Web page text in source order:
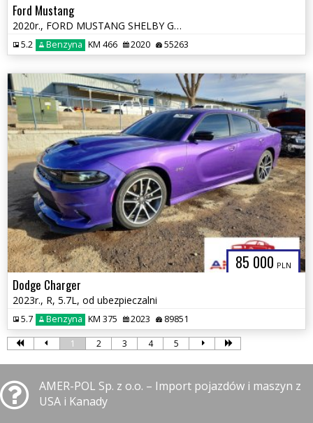
Ford Mustang
2020r., FORD MUSTANG SHELBY GT500, 5.2L, od ubezpieczalni
5.2 Benzyna KM 466 2020 55263
85 000 PLN
Dodge Charger
2023r., R, 5.7L, od ubezpieczalni
5.7 Benzyna KM 375 2023 89851
1 2 3 4 5
AMER-POL Sp. z o.o. – Import pojazdów i maszyn z
USA i Kanady